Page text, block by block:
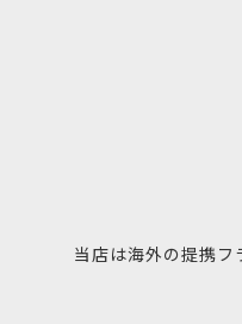
当店は海外の提携フ